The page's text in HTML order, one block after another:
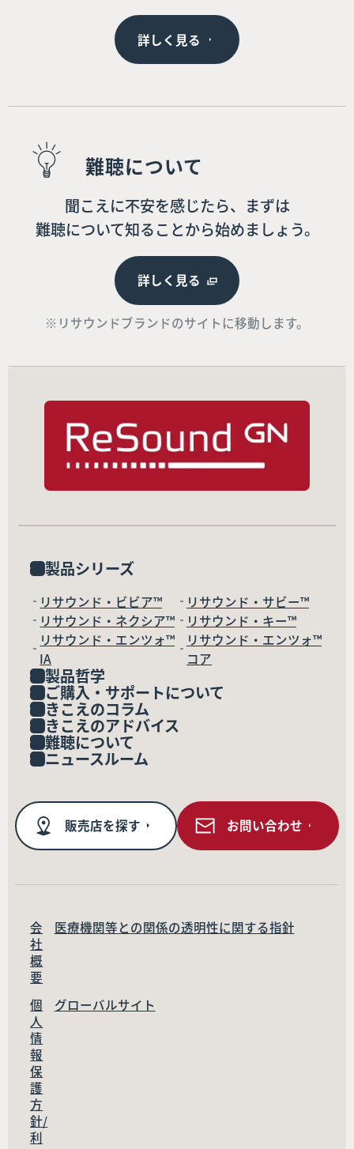
詳しく見る
難聴について
聞こえに不安を感じたら、まずは
難聴について知ることから始めましょう。
詳しく見る
※リサウンドブランドのサイトに移動します。
製品シリーズ
リサウンド・ビビア™
リサウンド・サビー™
リサウンド・ネクシア™
リサウンド・キー™
リサウンド・エンツォ™
IA
リサウンド・エンツォ™
コア
製品哲学
ご購入・サポートについて
きこえのコラム
きこえのアドバイス
難聴について
ニュースルーム
販売店を探す お問い合わせ
会
社
概
要
医療機関等との関係の透明性に関する指針
個
人
情
報
保
護
方
針/
利
グローバルサイト